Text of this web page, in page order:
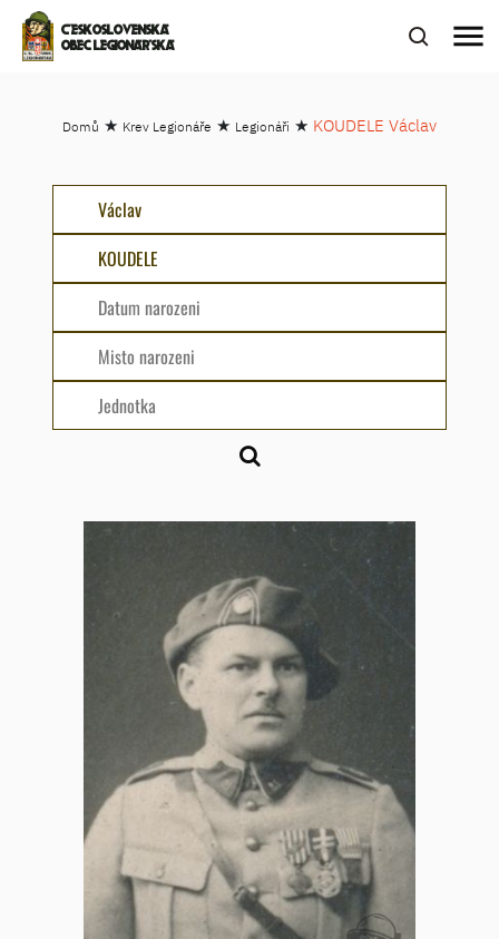
ČESKOSLOVENSKÁ
OBEC LEGIONÁŘSKÁ
menu
Domů ★ Krev Legionáře ★ Legionáři ★ KOUDELE Václav